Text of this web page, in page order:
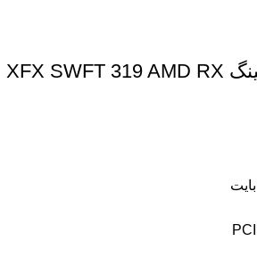
کارت گرافیک گیمینگ XFX SWFT 319 AMD RX